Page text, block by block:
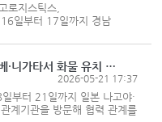
로지스틱스,
일부터 17일까지 경남
해 워크숍은 3개사 임직원 약
러보고 소...
울산항만공사, 日 나고야·고베·니가타서 화물 유치 박차
2026-05-21 17:37
부터 21일까지 일본 나고야·
계기관을 방문해 협력 관계를